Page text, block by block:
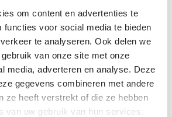
om content en advertenties te
functies voor social media te bieden
te analyseren. Ook delen we
van onze site met onze
media, adverteren en analyse. Deze
gegevens combineren met andere
ze heeft verstrekt of die ze hebben
van uw gebruik van hun services.
ze scho­len en bedrijven in
Een leerzame, dankbare, maar
'Het vertellen van verhalen over
verdrietig en raakt altijd. Maar
ons op de oplossing. En praten we
wél kunnen doen. Dan wordt
boel. En dat is oké!'